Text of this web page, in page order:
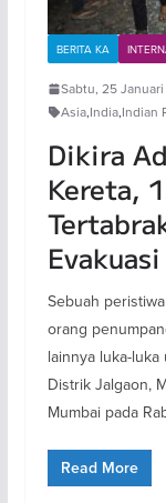
BERITA KA
Sabtu, 25
Asia,India,Indian
Dikira
Kereta,
Sebuah
orang
lainnya luka-
Distrik Jalgaon,
Mumbai pada
Read More